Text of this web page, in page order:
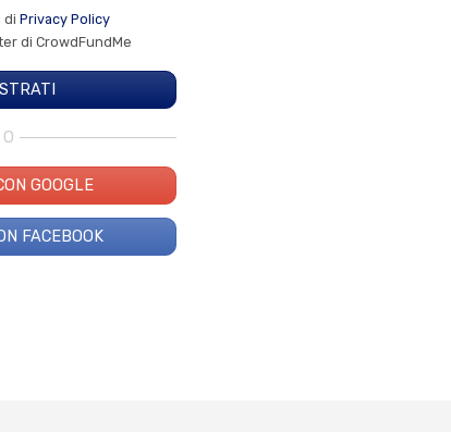
di Privacy Policy
di CrowdFundMe
O
GOOGLE
FACEBOOK